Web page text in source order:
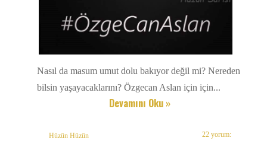
Nasıl da masum umut dolu bakıyor değil mi? Nereden
bilsin yaşayacaklarını? Özgecan Aslan için için...
Devamını Oku »
Hüzün Hüzün 22 yorum: